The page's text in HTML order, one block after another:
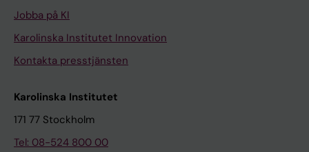
Jobba på KI
Karolinska Institutet Innovation
Kontakta presstjänsten
Karolinska Institutet
171 77 Stockholm
Tel: 08-524 800 00